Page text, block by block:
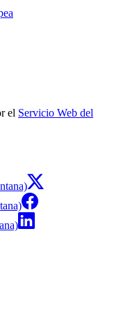
el Servicio Web del